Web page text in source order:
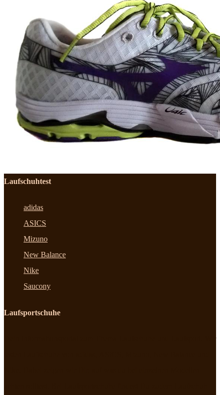
Laufschuhtest
adidas
ASICS
Mizuno
New Balance
Nike
Saucony
Laufsportschuhe